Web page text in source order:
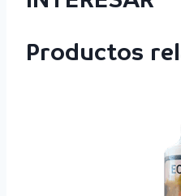
Productos